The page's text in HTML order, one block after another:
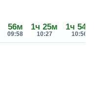
56м
09:58
1ч 25м
10:27
1ч 54м
10:56